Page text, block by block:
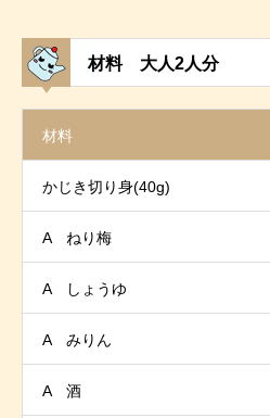
材料 大人2人分
材料
かじき切り身(40g)
A ねり梅
A しょうゆ
A みりん
A 酒